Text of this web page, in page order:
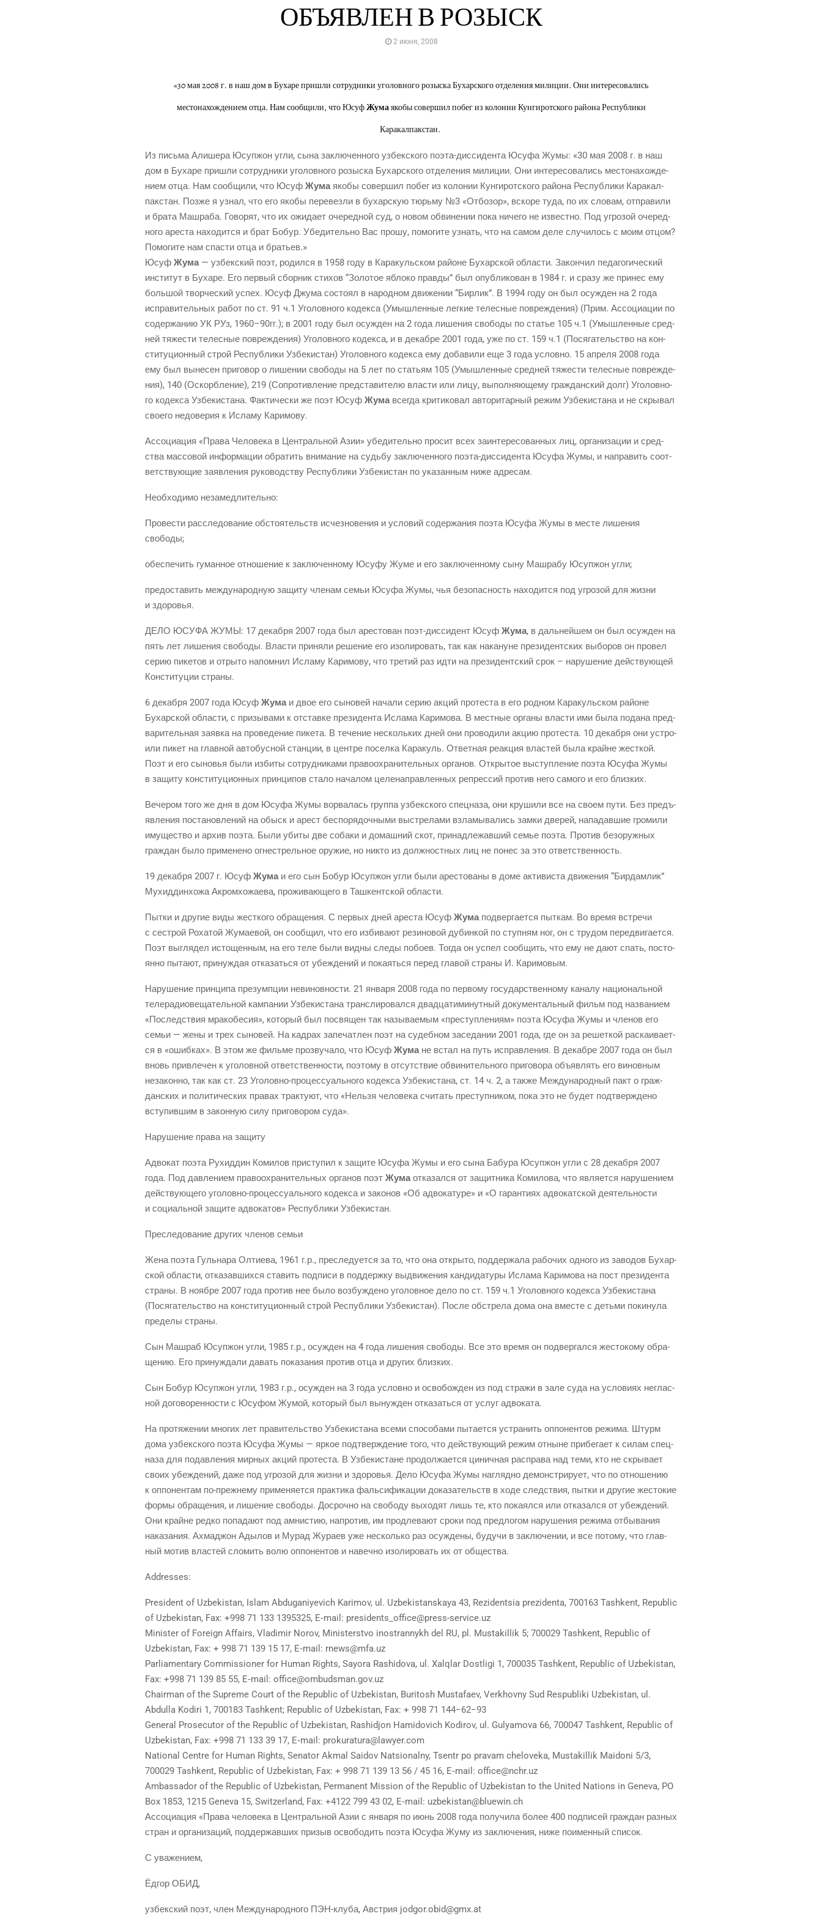
ОБЪЯВЛЕН В РОЗЫСК
2 июня, 2008
«30 мая 2008 г. в наш дом в Бухаре пришли сотрудники уголовного розыска Бухарского отделения милиции. Они интересовались
местонахождением отца. Нам сообщили, что ЮсуфЖумаякобы совершил побег из колонии Кунгиротского района Республики
Каракалпакстан.
Из пись­ма Али­ше­ра Юсу­п­жон угли, сына заклю­чен­но­го узбек­ско­го поэта-дис­си­ден­та Юсуфа Жумы: «30 мая 2008 г. в наш
дом в Буха­ре при­шли сотруд­ни­ки уго­лов­но­го розыс­ка Бухар­ско­го отде­ле­ния мили­ции. Они инте­ре­со­ва­лись место­на­хож­де­
ни­ем отца. Нам сооб­щи­ли, что Юсуф Жума яко­бы совер­шил побег из коло­нии Кун­ги­рот­ско­го рай­о­на Рес­пуб­ли­ки Кара­кал­
пак­стан. Поз­же я узнал, что его яко­бы пере­вез­ли в бухар­скую тюрь­му №3 «Отбо­зор», вско­ре туда, по их сло­вам, отпра­ви­ли
и бра­та Маш­ра­ба. Гово­рят, что их ожи­да­ет оче­ред­ной суд, о новом обви­не­нии пока ниче­го не извест­но. Под угро­зой оче­ред­
но­го аре­ста нахо­дит­ся и брат Бобур. Убе­ди­тель­но Вас про­шу, помо­ги­те узнать, что на самом деле слу­чи­лось с моим отцом?
Помо­ги­те нам спа­сти отца и братьев.»
Юсуф Жума — узбек­ский поэт, родил­ся в 1958 году в Кара­куль­ском рай­оне Бухар­ской обла­сти. Закон­чил педа­го­ги­че­ский
инсти­тут в Буха­ре. Его пер­вый сбор­ник сти­хов “Золо­тое ябло­ко прав­ды” был опуб­ли­ко­ван в 1984 г. и сра­зу же при­нес ему
боль­шой твор­че­ский успех. Юсуф Джу­ма состо­ял в народ­ном дви­же­нии “Бир­лик”. В 1994 году он был осуж­ден на 2 года
испра­ви­тель­ных работ по ст. 91 ч.1 Уго­лов­но­го кодек­са (Умыш­лен­ные лег­кие телес­ные повре­жде­ния) (Прим. Ассо­ци­а­ции по
содер­жа­нию УК РУз, 1960–90гг.); в 2001 году был осуж­ден на 2 года лише­ния сво­бо­ды по ста­тье 105 ч.1 (Умыш­лен­ные сред­
ней тяже­сти телес­ные повре­жде­ния) Уго­лов­но­го кодек­са, и в декаб­ре 2001 года, уже по ст. 159 ч.1 (Пося­га­тель­ство на кон­
сти­ту­ци­он­ный строй Рес­пуб­ли­ки Узбе­ки­стан) Уго­лов­но­го кодек­са ему доба­ви­ли еще 3 года услов­но. 15 апре­ля 2008 года
ему был выне­сен при­го­вор о лише­нии сво­бо­ды на 5 лет по ста­тьям 105 (Умыш­лен­ные сред­ней тяже­сти телес­ные повре­жде­
ния), 140 (Оскорб­ле­ние), 219 (Сопро­тив­ле­ние пред­ста­ви­те­лю вла­сти или лицу, выпол­ня­ю­ще­му граж­дан­ский долг) Уго­лов­но­
го кодек­са Узбе­ки­ста­на. Фак­ти­че­ски же поэт Юсуф Жума все­гда кри­ти­ко­вал авто­ри­тар­ный режим Узбе­ки­ста­на и не скры­вал
сво­е­го недо­ве­рия к Исла­му Каримову.
Ассо­ци­а­ция «Пра­ва Чело­ве­ка в Цен­траль­ной Азии» убе­ди­тель­но про­сит всех заин­те­ре­со­ван­ных лиц, орга­ни­за­ции и сред­
ства мас­со­вой инфор­ма­ции обра­тить вни­ма­ние на судь­бу заклю­чен­но­го поэта-дис­си­ден­та Юсуфа Жумы, и напра­вить соот­
вет­ству­ю­щие заяв­ле­ния руко­вод­ству Рес­пуб­ли­ки Узбе­ки­стан по ука­зан­ным ниже адресам.
Необ­хо­ди­мо незамедлительно:
Про­ве­сти рас­сле­до­ва­ние обсто­я­тельств исчез­но­ве­ния и усло­вий содер­жа­ния поэта Юсуфа Жумы в месте лише­ния
свободы;
обес­пе­чить гуман­ное отно­ше­ние к заклю­чен­но­му Юсуфу Жуме и его заклю­чен­но­му сыну Маш­ра­бу Юсу­п­жон угли;
предо­ста­вить меж­ду­на­род­ную защи­ту чле­нам семьи Юсуфа Жумы, чья без­опас­ность нахо­дит­ся под угро­зой для жиз­ни
и здоровья.
ДЕЛО ЮСУФА ЖУМЫ: 17 декаб­ря 2007 года был аре­сто­ван поэт-дис­си­дент Юсуф Жума, в даль­ней­шем он был осуж­ден на
пять лет лише­ния сво­бо­ды. Вла­сти при­ня­ли реше­ние его изо­ли­ро­вать, так как нака­нуне пре­зи­дент­ских выбо­ров он про­вел
серию пике­тов и отры­то напом­нил Исла­му Кари­мо­ву, что тре­тий раз идти на пре­зи­дент­ский срок – нару­ше­ние дей­ству­ю­щей
Кон­сти­ту­ции страны.
6 декаб­ря 2007 года Юсуф Жума и двое его сыно­вей нача­ли серию акций про­те­ста в его род­ном Кара­куль­ском рай­оне
Бухар­ской обла­сти, с при­зы­ва­ми к отстав­ке пре­зи­ден­та Исла­ма Кари­мо­ва. В мест­ные орга­ны вла­сти ими была пода­на пред­
ва­ри­тель­ная заяв­ка на про­ве­де­ние пике­та. В тече­ние несколь­ких дней они про­во­ди­ли акцию про­те­ста. 10 декаб­ря они устро­
и­ли пикет на глав­ной авто­бус­ной стан­ции, в цен­тре посел­ка Кара­куль. Ответ­ная реак­ция вла­стей была крайне жест­кой.
Поэт и его сыно­вья были изби­ты сотруд­ни­ка­ми пра­во­охра­ни­тель­ных орга­нов. Откры­тое выступ­ле­ние поэта Юсуфа Жумы
в защи­ту кон­сти­ту­ци­он­ных прин­ци­пов ста­ло нача­лом целе­на­прав­лен­ных репрес­сий про­тив него само­го и его близких.
Вече­ром того же дня в дом Юсуфа Жумы ворва­лась груп­па узбек­ско­го спец­на­за, они кру­ши­ли все на сво­ем пути. Без предъ­
яв­ле­ния поста­нов­ле­ний на обыск и арест бес­по­ря­доч­ны­ми выстре­ла­ми взла­мы­ва­лись зам­ки две­рей, напа­дав­шие гро­ми­ли
иму­ще­ство и архив поэта. Были уби­ты две соба­ки и домаш­ний скот, при­над­ле­жав­ший семье поэта. Про­тив без­оруж­ных
граж­дан было при­ме­не­но огне­стрель­ное ору­жие, но никто из долж­ност­ных лиц не понес за это ответственность.
19 декаб­ря 2007 г. Юсуф Жума и его сын Бобур Юсу­п­жон угли были аре­сто­ва­ны в доме акти­ви­ста дви­же­ния “Бир­дам­лик”
Мухид­дин­хо­жа Акром­хо­жа­е­ва, про­жи­ва­ю­ще­го в Таш­кент­ской области.
Пыт­ки и дру­гие виды жест­ко­го обра­ще­ния. С пер­вых дней аре­ста Юсуф Жума под­вер­га­ет­ся пыт­кам. Во вре­мя встре­чи
с сест­рой Роха­той Жума­е­вой, он сооб­щил, что его изби­ва­ют рези­но­вой дубин­кой по ступ­ням ног, он с тру­дом пере­дви­га­ет­ся.
Поэт выгля­дел исто­щен­ным, на его теле были вид­ны сле­ды побо­ев. Тогда он успел сооб­щить, что ему не дают спать, посто­
ян­но пыта­ют, при­нуж­дая отка­зать­ся от убеж­де­ний и пока­ять­ся перед гла­вой стра­ны И. Каримовым.
Нару­ше­ние прин­ци­па пре­зумп­ции неви­нов­но­сти. 21 янва­ря 2008 года по пер­во­му госу­дар­ствен­но­му кана­лу наци­о­наль­ной
теле­ра­дио­ве­ща­тель­ной кам­па­нии Узбе­ки­ста­на транс­ли­ро­вал­ся два­дца­ти­ми­нут­ный доку­мен­таль­ный фильм под назва­ни­ем
«Послед­ствия мра­ко­бе­сия», кото­рый был посвя­щен так назы­ва­е­мым «пре­ступ­ле­ни­ям» поэта Юсуфа Жумы и чле­нов его
семьи — жены и трех сыно­вей. На кад­рах запе­чат­лен поэт на судеб­ном засе­да­нии 2001 года, где он за решет­кой рас­ка­и­ва­ет­
ся в «ошиб­ках». В этом же филь­ме про­зву­ча­ло, что Юсуф Жума не встал на путь исправ­ле­ния. В декаб­ре 2007 года он был
вновь при­вле­чен к уго­лов­ной ответ­ствен­но­сти, поэто­му в отсут­ствие обви­ни­тель­но­го при­го­во­ра объ­яв­лять его винов­ным
неза­кон­но, так как ст. 23 Уго­лов­но-про­цес­су­аль­но­го кодек­са Узбе­ки­ста­на, ст. 14 ч. 2, а так­же Меж­ду­на­род­ный пакт о граж­
дан­ских и поли­ти­че­ских пра­вах трак­ту­ют, что «Нель­зя чело­ве­ка счи­тать пре­ступ­ни­ком, пока это не будет под­твер­жде­но
всту­пив­шим в закон­ную силу при­го­во­ром суда».
Нару­ше­ние пра­ва на защиту
Адво­кат поэта Рухид­дин Коми­лов при­сту­пил к защи­те Юсуфа Жумы и его сына Бабу­ра Юсу­п­жон угли с 28 декаб­ря 2007
года. Под дав­ле­ни­ем пра­во­охра­ни­тель­ных орга­нов поэт Жума отка­зал­ся от защит­ни­ка Коми­ло­ва, что явля­ет­ся нару­ше­ни­ем
дей­ству­ю­ще­го уго­лов­но-про­цес­су­аль­но­го кодек­са и зако­нов «Об адво­ка­ту­ре» и «О гаран­ти­ях адво­кат­ской дея­тель­но­сти
и соци­аль­ной защи­те адво­ка­тов» Рес­пуб­ли­ки Узбекистан.
Пре­сле­до­ва­ние дру­гих чле­нов семьи
Жена поэта Гуль­на­ра Олти­е­ва, 1961 г.р., пре­сле­ду­ет­ся за то, что она откры­то, под­дер­жа­ла рабо­чих одно­го из заво­дов Бухар­
ской обла­сти, отка­зав­ших­ся ста­вить под­пи­си в под­держ­ку выдви­же­ния кан­ди­да­ту­ры Исла­ма Кари­мо­ва на пост пре­зи­ден­та
стра­ны. В нояб­ре 2007 года про­тив нее было воз­буж­де­но уго­лов­ное дело по ст. 159 ч.1 Уго­лов­но­го кодек­са Узбе­ки­ста­на
(Пося­га­тель­ство на кон­сти­ту­ци­он­ный строй Рес­пуб­ли­ки Узбе­ки­стан). После обстре­ла дома она вме­сте с детьми поки­ну­ла
пре­де­лы страны.
Сын Маш­раб Юсу­п­жон угли, 1985 г.р., осуж­ден на 4 года лише­ния сво­бо­ды. Все это вре­мя он под­вер­гал­ся жесто­ко­му обра­
ще­нию. Его при­нуж­да­ли давать пока­за­ния про­тив отца и дру­гих близких.
Сын Бобур Юсу­п­жон угли, 1983 г.р., осуж­ден на 3 года услов­но и осво­бож­ден из под стра­жи в зале суда на усло­ви­ях неглас­
ной дого­во­рен­но­сти с Юсуф­ом Жумой, кото­рый был вынуж­ден отка­зать­ся от услуг адвоката.
На про­тя­же­нии мно­гих лет пра­ви­тель­ство Узбе­ки­ста­на все­ми спо­со­ба­ми пыта­ет­ся устра­нить оппо­нен­тов режи­ма. Штурм
дома узбек­ско­го поэта Юсуфа Жумы — яркое под­твер­жде­ние того, что дей­ству­ю­щий режим отныне при­бе­га­ет к силам спец­
на­за для подав­ле­ния мир­ных акций про­те­ста. В Узбе­ки­стане про­дол­жа­ет­ся цинич­ная рас­пра­ва над теми, кто не скры­ва­ет
сво­их убеж­де­ний, даже под угро­зой для жиз­ни и здо­ро­вья. Дело Юсуфа Жумы нагляд­но демон­стри­ру­ет, что по отно­ше­нию
к оппо­нен­там по-преж­не­му при­ме­ня­ет­ся прак­ти­ка фаль­си­фи­ка­ции дока­за­тельств в ходе след­ствия, пыт­ки и дру­гие жесто­кие
фор­мы обра­ще­ния, и лише­ние сво­бо­ды. Досроч­но на сво­бо­ду выхо­дят лишь те, кто пока­ял­ся или отка­зал­ся от убеж­де­ний.
Они крайне ред­ко попа­да­ют под амни­стию, напро­тив, им про­дле­ва­ют сро­ки под пред­ло­гом нару­ше­ния режи­ма отбы­ва­ния
нака­за­ния. Ахма­д­жон Ады­лов и Мурад Жура­ев уже несколь­ко раз осуж­де­ны, будучи в заклю­че­нии, и все пото­му, что глав­
ный мотив вла­стей сло­мить волю оппо­нен­тов и навеч­но изо­ли­ро­вать их от общества.
Addresses:
President of Uzbekistan, Islam Abduganiyevich Karimov, ul. Uzbekistanskaya 43, Rezidentsia prezidenta, 700163 Tashkent, Republic
of Uzbekistan, Fax: +998 71 133 1395325, E‑mail: presidents_office@press-service.uz
Minister of Foreign Affairs, Vladimir Norov, Ministerstvo inostrannykh del RU, pl. Mustakillik 5; 700029 Tashkent, Republic of
Uzbekistan, Fax: + 998 71 139 15 17, E‑mail: rnews@mfa.uz
Parliamentary Commissioner for Human Rights, Sayora Rashidova, ul. Xalqlar Dostligi 1, 700035 Tashkent, Republic of Uzbekistan,
Fax: +998 71 139 85 55, E‑mail: office@ombudsman.gov.uz
Chairman of the Supreme Court of the Republic of Uzbekistan, Buritosh Mustafaev, Verkhovny Sud Respubliki Uzbekistan, ul.
Abdulla Kodiri 1, 700183 Tashkent; Republic of Uzbekistan, Fax: + 998 71 144−62−93
General Prosecutor of the Republic of Uzbekistan, Rashidjon Hamidovich Kodirov, ul. Gulyamova 66, 700047 Tashkent, Republic of
Uzbekistan, Fax: +998 71 133 39 17, E‑mail: prokuratura@lawyer.com
National Centre for Human Rights, Senator Akmal Saidov Natsionalny, Tsentr po pravam cheloveka, Mustakillik Maidoni 5/3,
700029 Tashkent, Republic of Uzbekistan, Fax: + 998 71 139 13 56 / 45 16, E‑mail: office@nchr.uz
Ambassador of the Republic of Uzbekistan, Permanent Mission of the Republic of Uzbekistan to the United Nations in Geneva, PO
Box 1853, 1215 Geneva 15, Switzerland, Fax: +4122 799 43 02, E‑mail: uzbekistan@bluewin.ch
Ассо­ци­а­ция «Пра­ва чело­ве­ка в Цен­траль­ной Азии с янва­ря по июнь 2008 года полу­чи­ла более 400 под­пи­сей граж­дан раз­ных
стран и орга­ни­за­ций, под­дер­жав­ших при­зыв осво­бо­дить поэта Юсуфа Жуму из заклю­че­ния, ниже поимен­ный список.
С ува­же­ни­ем,
Ёдгор ОБИД,
узбек­ский поэт, член Меж­ду­на­род­но­го ПЭН-клу­ба, Австрия jodgor.obid@gmx.at